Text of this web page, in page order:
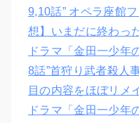
9,10話” オペラ座館
想】いまだに終わっ
ドラマ「金田一少年
8話”首狩り武者殺人
目の内容をほぼリメ
ドラマ「金田一少年